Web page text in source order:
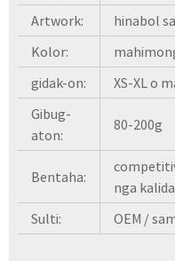
Artwork:
hinabol
Kolor:
gidak-on:
XS-XL o
Gibug-
aton:
80-200g
Bentaha:
nga
Sulti:
OEM /